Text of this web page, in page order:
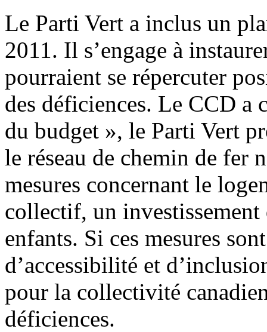
Le Parti Vert a inclus un
2011. Il s’engage à
pourraient se répercuter
des déficiences. Le CCD a
du budget », le Parti Vert
le réseau de chemin de fer
mesures concernant le
collectif, un investissement
enfants. Si ces mesures
d’accessibilité et
pour la collectivité
déficiences.